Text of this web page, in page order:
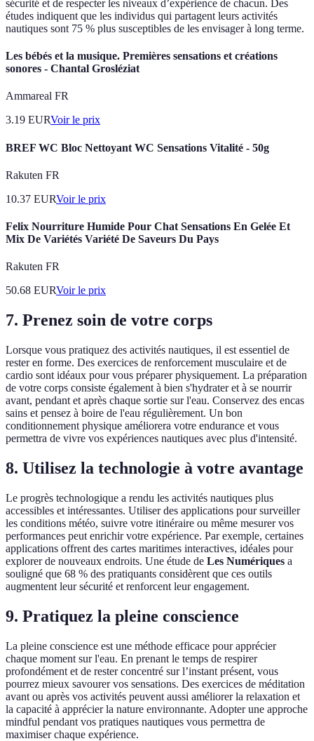
sécurité et de respecter les niveaux d’expérience de chacun. Des
études indiquent que les individus qui partagent leurs activités
nautiques sont 75 % plus susceptibles de les envisager à long terme.
Les bébés et la musique. Premières sensations et créations
sonores - Chantal Grosléziat
Ammareal FR
3.19 EURVoir le prix
BREF WC Bloc Nettoyant WC Sensations Vitalité - 50g
Rakuten FR
10.37 EURVoir le prix
Felix Nourriture Humide Pour Chat Sensations En Gelée Et
Mix De Variétés Variété De Saveurs Du Pays
Rakuten FR
50.68 EURVoir le prix
7. Prenez soin de votre corps
Lorsque vous pratiquez des activités nautiques, il est essentiel de
rester en forme. Des exercices de renforcement musculaire et de
cardio sont idéaux pour vous préparer physiquement. La préparation
de votre corps consiste également à bien s'hydrater et à se nourrir
avant, pendant et après chaque sortie sur l'eau. Conservez des encas
sains et pensez à boire de l'eau régulièrement. Un bon
conditionnement physique améliorera votre endurance et vous
permettra de vivre vos expériences nautiques avec plus d'intensité.
8. Utilisez la technologie à votre avantage
Le progrès technologique a rendu les activités nautiques plus
accessibles et intéressantes. Utiliser des applications pour surveiller
les conditions météo, suivre votre itinéraire ou même mesurer vos
performances peut enrichir votre expérience. Par exemple, certaines
applications offrent des cartes maritimes interactives, idéales pour
explorer de nouveaux endroits. Une étude de Les Numériques a
souligné que 68 % des pratiquants considèrent que ces outils
augmentent leur sécurité et renforcent leur engagement.
9. Pratiquez la pleine conscience
La pleine conscience est une méthode efficace pour apprécier
chaque moment sur l'eau. En prenant le temps de respirer
profondément et de rester concentré sur l’instant présent, vous
pourrez mieux savourer vos sensations. Des exercices de méditation
avant ou après vos activités peuvent aussi améliorer la relaxation et
la capacité à apprécier la nature environnante. Adopter une approche
mindful pendant vos pratiques nautiques vous permettra de
maximiser chaque expérience.